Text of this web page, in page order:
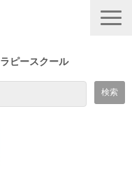
ピースクール